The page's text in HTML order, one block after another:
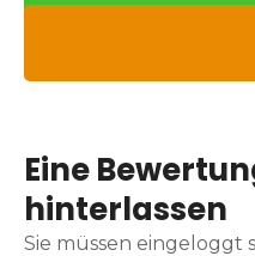
Eine
hinterlassen
Sie müssen eingeloggt